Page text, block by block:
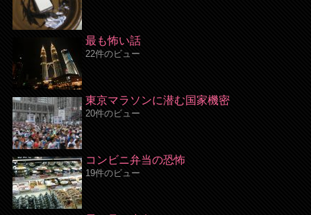
最も怖い話
22件のビュー
東京マラソンに潜む国家機密
20件のビュー
コンビニ弁当の恐怖
19件のビュー